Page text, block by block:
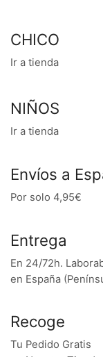
CHICO
Ir a tienda
NIÑOS
Ir a tienda
Envíos a
Por solo 4,95€
Entrega
En 24/72h.
en España
Recoge
Tu Pedido Gratis